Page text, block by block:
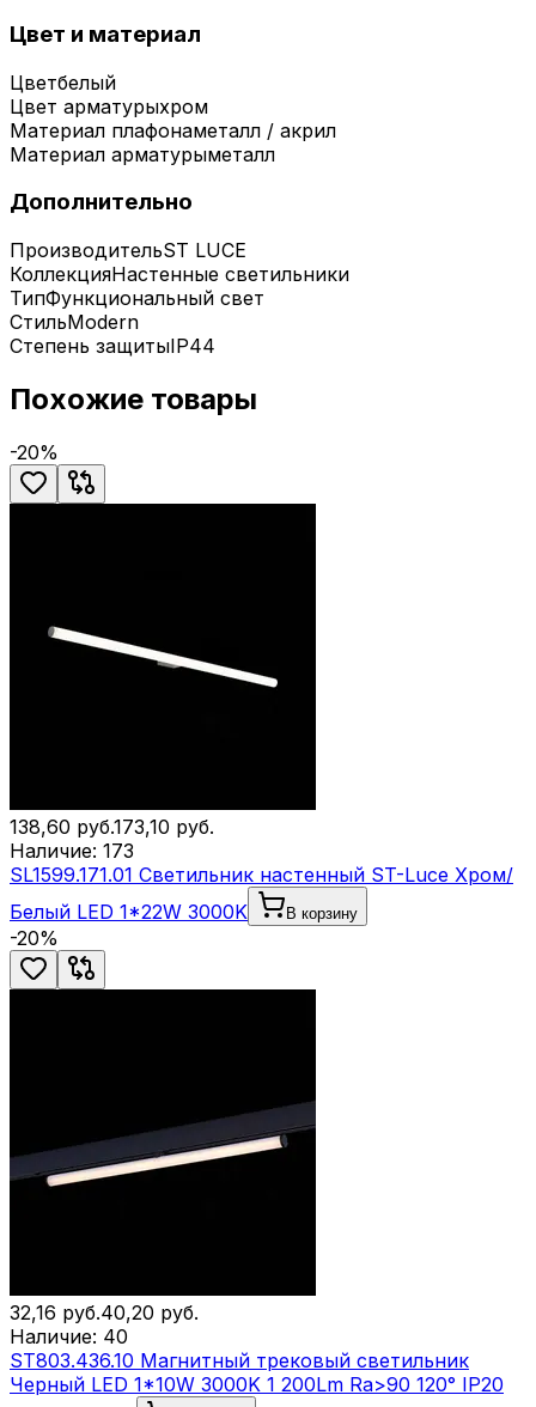
Цвет и материал
Цветбелый
Цвет арматурыхром
Материал плафонаметалл / акрил
Материал арматурыметалл
Дополнительно
ПроизводительST LUCE
КоллекцияНастенные светильники
ТипФункциональный свет
СтильModern
Степень защитыIP44
Похожие товары
-20%
138,60 руб.173,10 руб.
Наличие: 173
SL1599.171.01 Светильник настенный ST-Luce Хром/
Белый LED 1*22W 3000K
В корзину
-20%
32,16 руб.40,20 руб.
Наличие: 40
ST803.436.10 Магнитный трековый светильник
Черный LED 1*10W 3000K 1 200Lm Ra>90 120° IP20